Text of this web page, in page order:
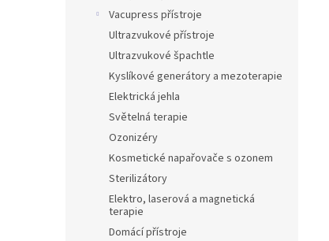
Vacupress přístroje
Ultrazvukové přístroje
Ultrazvukové špachtle
Kyslíkové generátory a mezoterapie
Elektrická jehla
Světelná terapie
Ozonizéry
Kosmetické napařovače s ozonem
Sterilizátory
Elektro, laserová a magnetická
terapie
Domácí přístroje